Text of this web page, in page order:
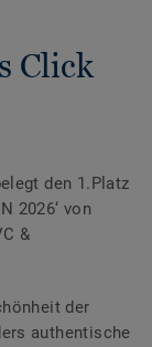
Click
den 1.Platz
2026‘ von
&
der
authentische